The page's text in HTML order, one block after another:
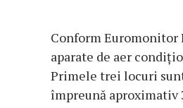
Conform
aparate de aer
Primele trei locuri
împreună aproximativ